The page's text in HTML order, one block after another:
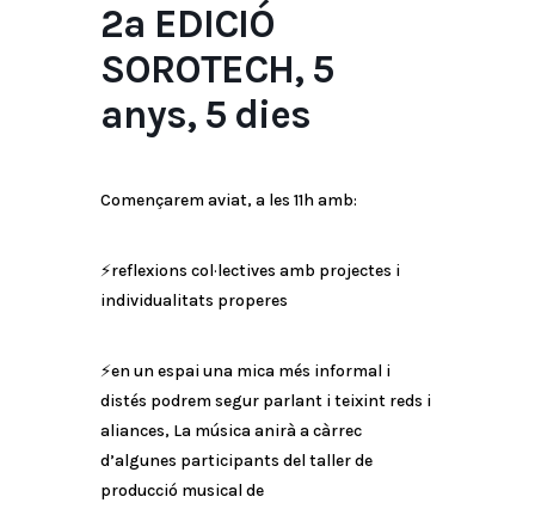
2a EDICIÓ
SOROTECH, 5
anys, 5 dies
Començarem aviat, a les 11h amb:
⚡️reflexions col·lectives amb projectes i
individualitats properes
⚡️en un espai una mica més informal i
distés podrem segur parlant i teixint reds i
aliances, La música anirà a càrrec
d’algunes participants del taller de
producció musical de